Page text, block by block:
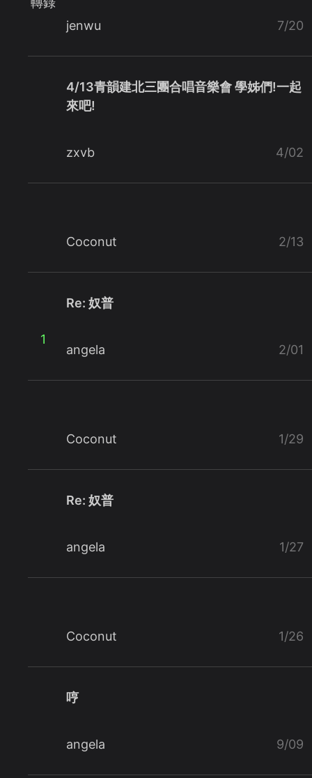
jenwu 7/20
4/13青韻建北三團合唱音樂會 學姊們!一起
來吧!
zxvb 4/02
Coconut 2/13
1
Re: 奴普
angela 2/01
Coconut 1/29
Re: 奴普
angela 1/27
Coconut 1/26
哼
angela 9/09